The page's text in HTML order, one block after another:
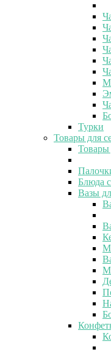
Турки
Товары для
Товары
Блюда
Вазы